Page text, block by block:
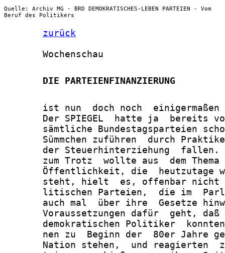
Quelle: Archiv MG - BRD DEMOKRATISCHES-LEBEN PARTEIEN - Vom
Beruf des Politikers
zurück
       Wochenschau
       DIE PARTEIENFINANZIERUNG
ist nun  doch noch
Der SPIEGEL  hatte ja  bereits
sämtliche Bundestagsparteien
Sümmchen zuführen  durch
der Steuerhinterziehung
zum Trotz  wollte aus  dem
Öffentlichkeit, die  heutzutage
steht, hielt  es, offenbar
litischen Parteien,  die im
auch mal  über ihre  Gesetze
Voraussetzungen dafür  geht,
demokratischen Politiker
nen zu  Beginn der  80er Jahre
Nation stehen,  und reagierten